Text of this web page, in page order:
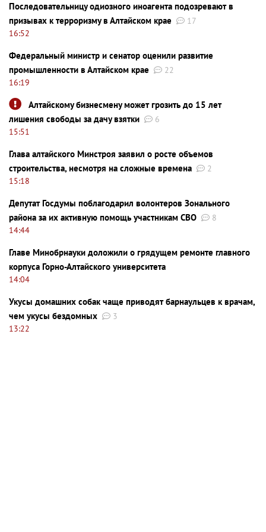
Последовательницу одиозного иноагента подозревают в
призывах к терроризму в Алтайском крае
17
16:52
Федеральный министр и сенатор оценили развитие
промышленности в Алтайском крае
22
16:19
Алтайскому бизнесмену может грозить до 15 лет
лишения свободы за дачу взятки
6
15:51
Глава алтайского Минстроя заявил о росте объемов
строительства, несмотря на сложные времена
2
15:18
Депутат Госдумы поблагодарил волонтеров Зонального
района за их активную помощь участникам СВО
8
14:44
Главе Минобрнауки доложили о грядущем ремонте главного
корпуса Горно-Алтайского университета
14:04
Укусы домашних собак чаще приводят барнаульцев к врачам,
чем укусы бездомных
3
13:22